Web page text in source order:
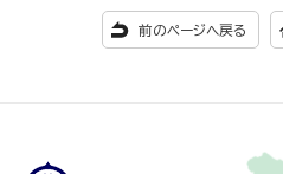
前のページへ戻る